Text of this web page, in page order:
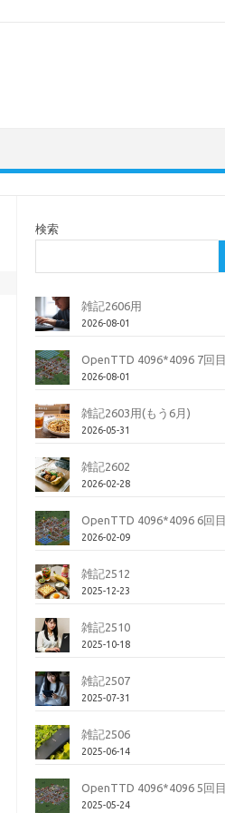
検索
雑記2606用
2026-08-01
OpenTTD 4096*4096 7回目
2026-08-01
雑記2603用(もう6月)
2026-05-31
雑記2602
2026-02-28
OpenTTD 4096*4096 6回目
2026-02-09
雑記2512
2025-12-23
雑記2510
2025-10-18
雑記2507
2025-07-31
雑記2506
2025-06-14
OpenTTD 4096*4096 5回目
2025-05-24